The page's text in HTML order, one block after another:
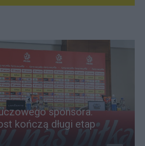
sponsora.
kończą długi etap